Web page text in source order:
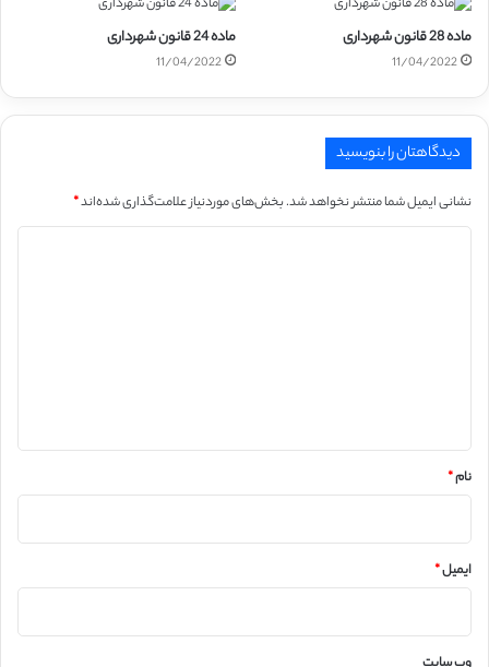
ماده 28 قانون شهرداری
11/04/2022
ماده 24 قانون شهرداری
11/04/2022
دیدگاهتان را بنویسید
نشانی ایمیل شما منتشر نخواهد شد.بخش‌های موردنیاز علامت‌گذاری شده‌اند*
نام*
ایمیل*